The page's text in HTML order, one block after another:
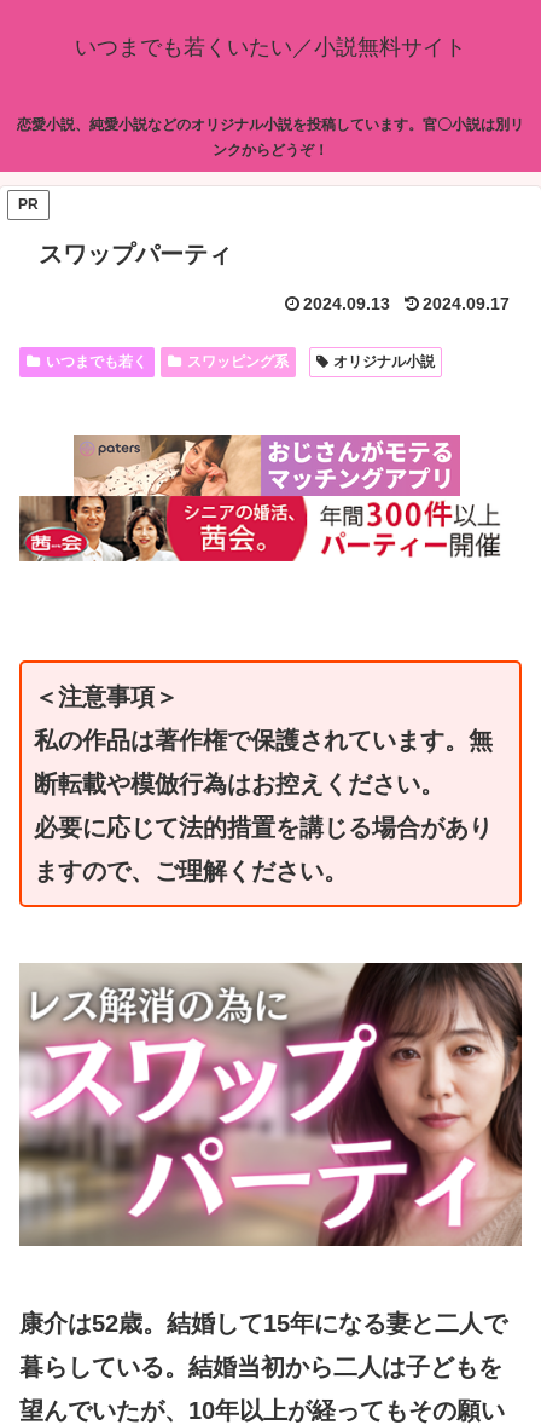
いつまでも若くいたい／小説無料サイト
恋愛小説、純愛小説などのオリジナル小説を投稿しています。官〇小説は別リ
ンクからどうぞ！
PR
スワップパーティ
2024.09.13 2024.09.17
いつまでも若く スワッピング系 オリジナル小説
＜注意事項＞
私の作品は著作権で保護されています。無
断転載や模倣行為はお控えください。
必要に応じて法的措置を講じる場合があり
ますので、ご理解ください。
康介は52歳。結婚して15年になる妻と二人で
暮らしている。結婚当初から二人は子どもを
望んでいたが、10年以上が経ってもその願い